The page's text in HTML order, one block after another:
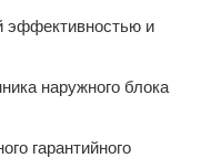
эффективностью и
наружного блока
гарантийного